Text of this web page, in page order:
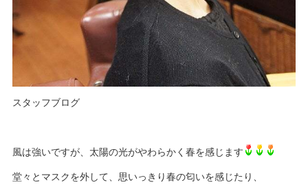
スタッフブログ
風は強いですが、太陽の光がやわらかく春を感じます
堂々とマスクを外して、思いっきり春の匂いを感じたり、